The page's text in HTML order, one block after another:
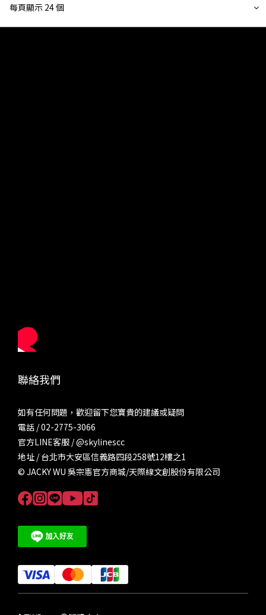
每頁顯示 24 個
聯絡我們
如有任何問題，歡迎留下您寶貴的建議或疑問
電話 / 02-2775-3066
官方LINE客服 /@skylinescc
地址 / 台北市大安區信義路四段258號12樓之1
© JACKY WU 吳宗憲官方商城/天際線文創股份有限公司